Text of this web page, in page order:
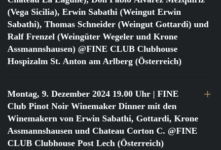
(Vega Sicilia), Erwin Sabathi (Weingut Erwin
Sabathi), Thomas Schneider (Weingut Gottardi) und
Ralf Frenzel (Weingüter Wegeler und Krone
Assmannshausen) @FINE CLUB Clubhouse
Hospizalm St. Anton am Arlberg (Österreich)
Montag, 9. Dezember 2024 19.00 Uhr | FINE
Club Pinot Noir Winemaker Dinner mit den
Winemakern von Erwin Sabathi, Gottardi, Krone
Assmannshausen und Chateau Corton C. @FINE
CLUB Clubhouse Post Lech (Österreich)